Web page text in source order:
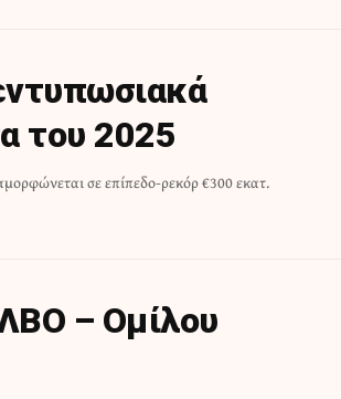
του 2025
σε επίπεδο-ρεκόρ €300 εκατ.
– Ομίλου